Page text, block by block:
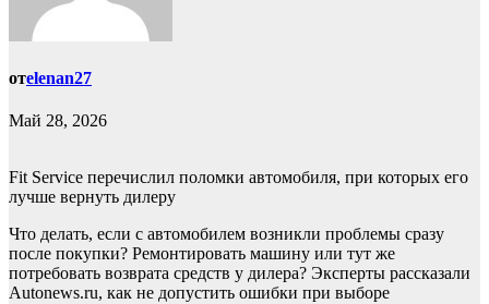
отelenan27
Май 28, 2026
Fit Service перечислил поломки автомобиля, при которых его
лучше вернуть дилеру
Что делать, если с автомобилем возникли проблемы сразу
после покупки? Ремонтировать машину или тут же
потребовать возврата средств у дилера? Эксперты рассказали
Autonews.ru, как не допустить ошибки при выборе